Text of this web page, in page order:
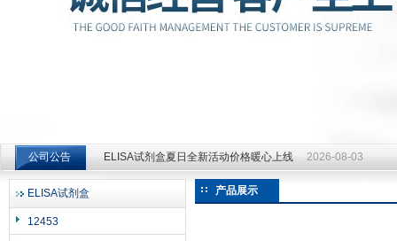
上海邦景实业有限公司
公司公告 ELISA试剂盒夏日全新活动价格暖心上线 2026-08-03
ELISA试剂盒夏日全新活动价格暖心上线
ELISA试剂盒
12453
产品展示